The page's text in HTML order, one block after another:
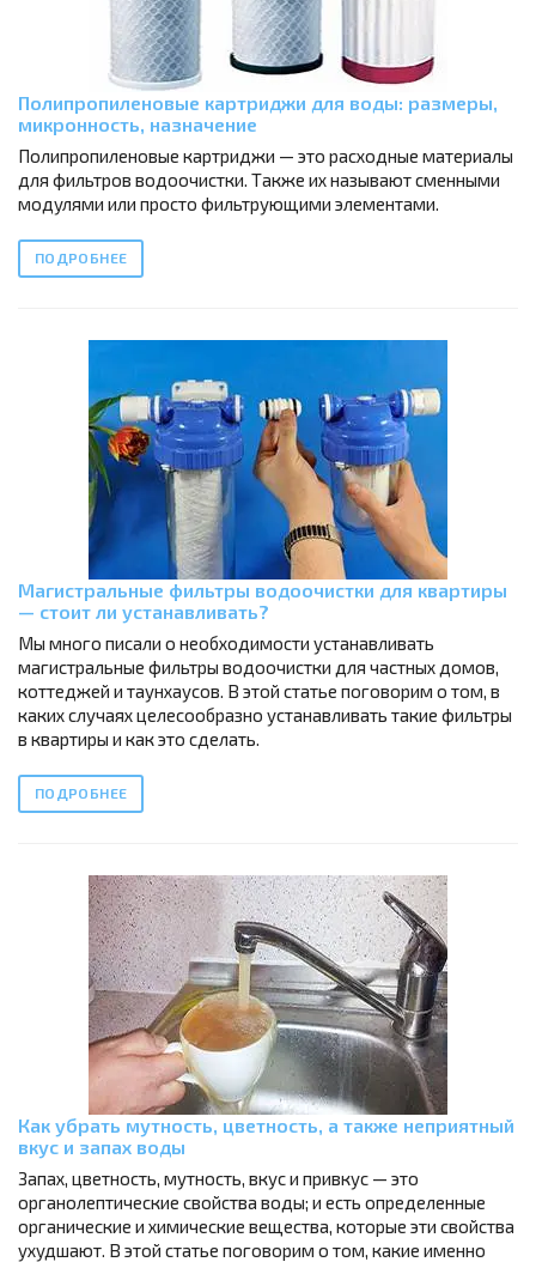
Полипропиленовые картриджи для воды: размеры,
микронность, назначение
Полипропиленовые картриджи — это расходные материалы
для фильтров водоочистки. Также их называют сменными
модулями или просто фильтрующими элементами.
ПОДРОБНЕЕ
Магистральные фильтры водоочистки для квартиры
— стоит ли устанавливать?
Мы много писали о необходимости устанавливать
магистральные фильтры водоочистки для частных домов,
коттеджей и таунхаусов. В этой статье поговорим о том, в
каких случаях целесообразно устанавливать такие фильтры
в квартиры и как это сделать.
ПОДРОБНЕЕ
Как убрать мутность, цветность, а также неприятный
вкус и запах воды
Запах, цветность, мутность, вкус и привкус — это
органолептические свойства воды; и есть определенные
органические и химические вещества, которые эти свойства
ухудшают. В этой статье поговорим о том, какие именно